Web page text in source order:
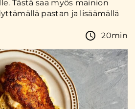
Tästä saa myös mainion
pastan ja lisäämällä
20min